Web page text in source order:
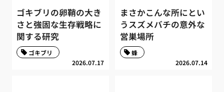
ゴキブリの卵鞘の大き
さと強固な生存戦略に
関する研究
2026.07.17
ゴキブリ
まさかこんな所にとい
うスズメバチの意外な
営巣場所
2026.07.14
蜂